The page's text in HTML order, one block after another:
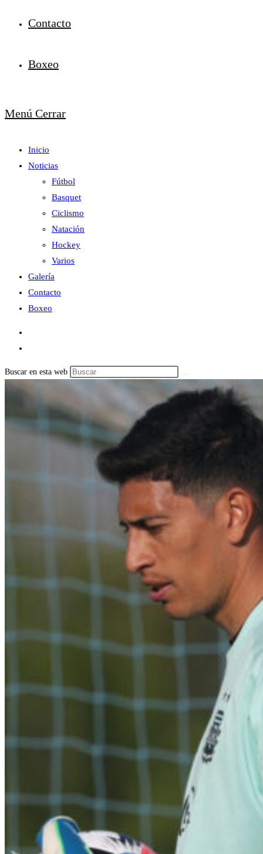
Contacto
Boxeo
Menú Cerrar
Inicio
Noticias
Fútbol
Basquet
Ciclismo
Natación
Hockey
Varios
Galería
Contacto
Boxeo
Buscar en esta web